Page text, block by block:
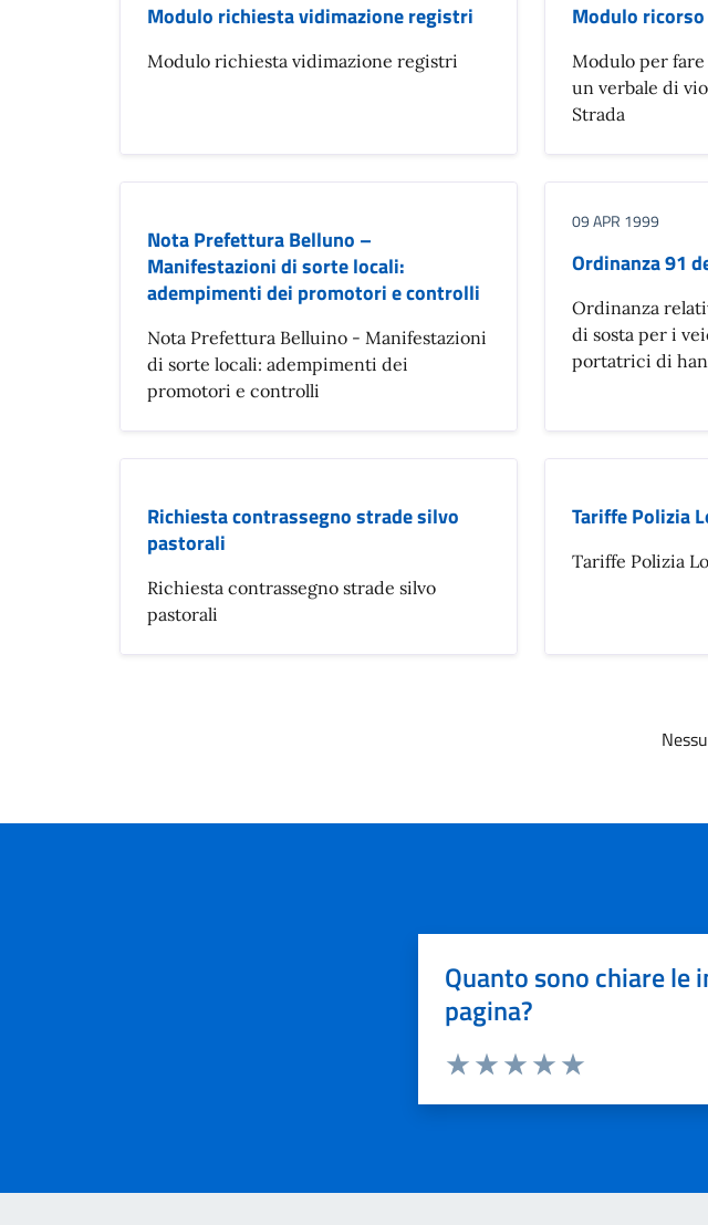
Modulo richiesta vidimazione registri
Modulo richiesta vidimazione registri
Modulo
Modulo per
un verbale di
Strada
Nota Prefettura Belluno –
Manifestazioni di sorte locali:
adempimenti dei promotori e controlli
Nota Prefettura Belluino - Manifestazioni
di sorte locali: adempimenti dei
promotori e controlli
09 APR 1999
Ordinanza 91
Ordinanza
di sosta per i
portatrici di
Richiesta contrassegno strade silvo
pastorali
Richiesta contrassegno strade silvo
pastorali
Tariffe Polizia
Tariffe Polizia
Quanto sono chiare le
pagina?